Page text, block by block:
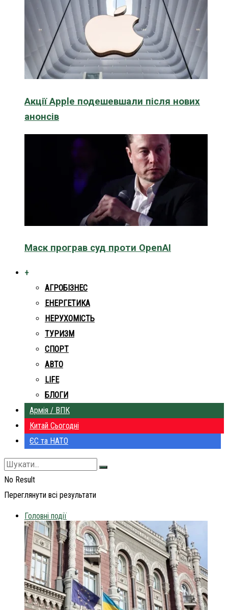
Акції Apple подешевшали після нових
анонсів
Маск програв суд проти OpenAI
+
АГРОБІЗНЕС
ЕНЕРГЕТИКА
НЕРУХОМІСТЬ
ТУРИЗМ
СПОРТ
АВТО
LIFE
БЛОГИ
Армія / ВПК
Китай Сьогодні
ЄС та НАТО
No Result
Переглянути всі результати
Головні події